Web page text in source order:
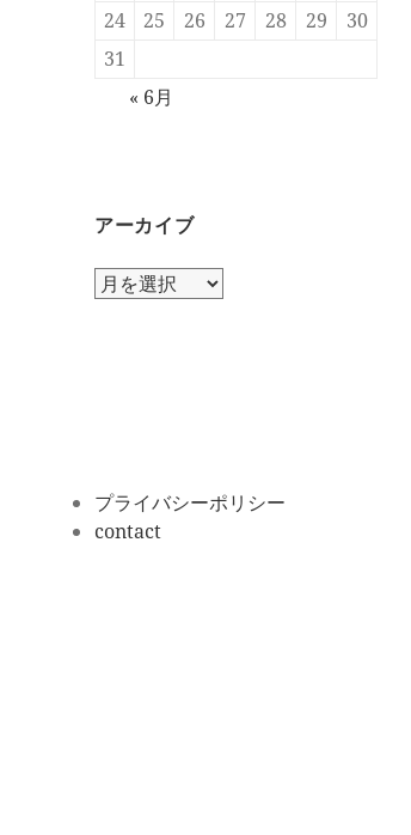
24
25 26 27 28 29
30
31
« 6月
アーカイブ
ア
プライバシーポリシー
contact